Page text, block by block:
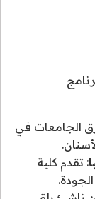
الجامعات في
: تقدم كلية